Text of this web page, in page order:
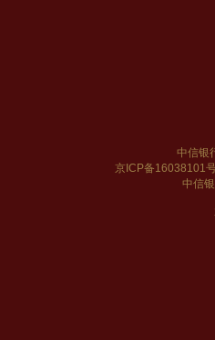
中信银
京ICP备16038101
中信